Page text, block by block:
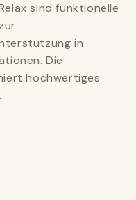
sind funktionelle
in
Die
hochwertiges